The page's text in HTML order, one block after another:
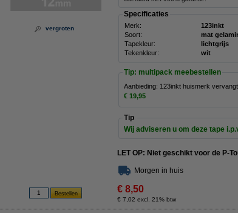
vergroten
Specificaties
Merk: 123inkt
Soort:
mat
Tapekleur:
lichtgrijs
Tekenkleur:
wit
Tip: multipack meebestellen
Aanbieding: 123inkt huismerk
€ 19,95
Tip
Wij adviseren u om deze tape
LET OP: Niet geschikt voor de P-
Morgen in huis
€ 8,50
€ 7,02 excl. 21% btw